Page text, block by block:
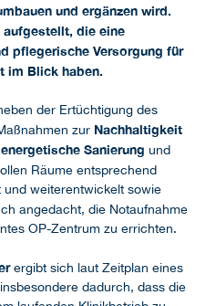
und ergänzen wird.
aufgestellt, die eine
pflegerische Versorgung für
im Blick haben.
der Ertüchtigung des
zur Nachhaltigkeit
energetische Sanierung und
Räume entsprechend
weiterentwickelt sowie
angedacht, die Notaufnahme
OP-Zentrum zu errichten.
ergibt sich laut Zeitplan eines
dadurch, dass die